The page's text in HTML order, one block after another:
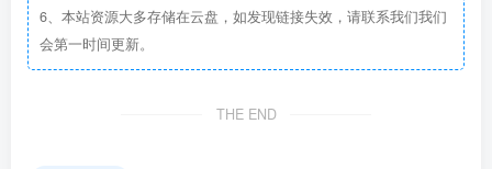
6、本站资源大多存储在云盘，如发现链接失效，请联系我们我们
会第一时间更新。
THE END